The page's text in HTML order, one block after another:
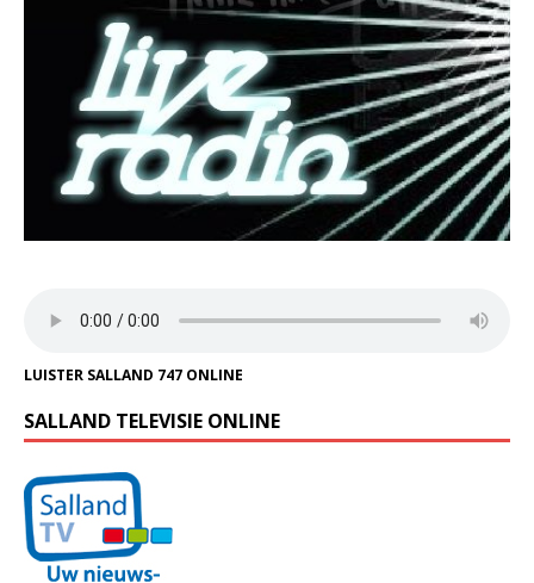
LUISTER SALLAND 747 ONLINE
SALLAND TELEVISIE ONLINE